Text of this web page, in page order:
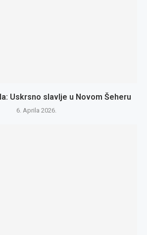
Uskrsno slavlje u Novom Šeheru
6. Aprila 2026.